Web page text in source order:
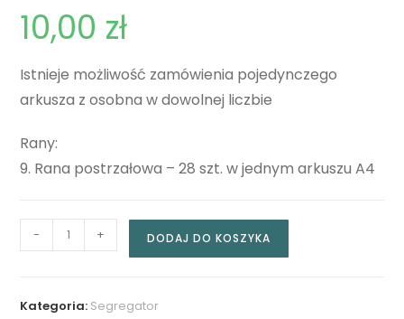
10,00 zł
Istnieje możliwość zamówienia pojedynczego
arkusza z osobna w dowolnej liczbie
Rany:
9. Rana postrzałowa – 28 szt. w jednym arkuszu A4
- + DODAJ DO KOSZYKA
Kategoria: Segregator